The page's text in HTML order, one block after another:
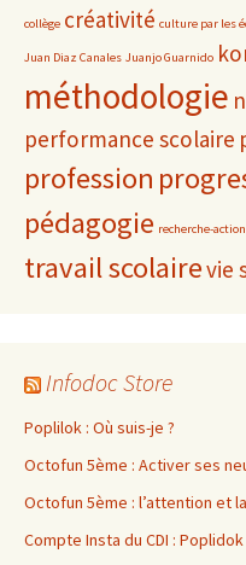
collège créativité culture par les
Juan Diaz Canales Juanjo Guarnido
méthodologie
performance scolaire
profession
pédagogie recherche-action
travail scolairevie
Infodoc Store
Poplilok : Où suis-je ?
Octofun 5ème : Activer ses
Octofun 5ème : l’attention et
Compte Insta du CDI : Poplidok